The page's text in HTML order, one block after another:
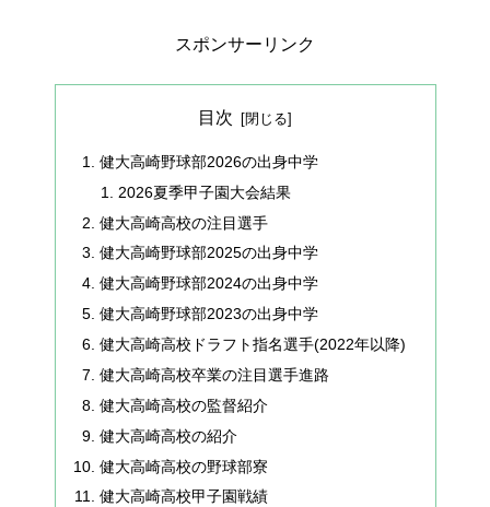
スポンサーリンク
目次
健大高崎野球部2026の出身中学
2026夏季甲子園大会結果
健大高崎高校の注目選手
健大高崎野球部2025の出身中学
健大高崎野球部2024の出身中学
健大高崎野球部2023の出身中学
健大高崎高校ドラフト指名選手(2022年以降)
健大高崎高校卒業の注目選手進路
健大高崎高校の監督紹介
健大高崎高校の紹介
健大高崎高校の野球部寮
健大高崎高校甲子園戦績